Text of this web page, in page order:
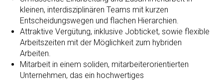
kleinen, interdisziplinären Teams mit kurzen
Entscheidungswegen und flachen Hierarchien.
Attraktive Vergütung, inklusive Jobticket, sowie flexible
Arbeitszeiten mit der Möglichkeit zum hybriden
Arbeiten.
Mitarbeit in einem soliden, mitarbeiterorientierten
Unternehmen, das ein hochwertiges